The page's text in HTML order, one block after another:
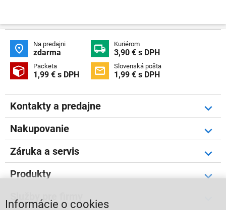
 Na predajni
zdarma  Kuriérom
3,90 € s DPH
 Packeta
1,99 € s DPH  Slovenská pošta
1,99 € s DPH
Kontakty a predajne
Nakupovanie
Záruka a servis
Produkty
Informácie o cookies